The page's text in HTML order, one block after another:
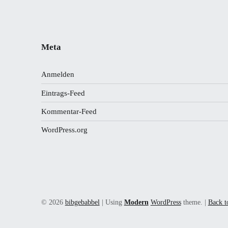
Meta
Anmelden
Eintrags-Feed
Kommentar-Feed
WordPress.org
© 2026 bibgebabbel Using Modern WordPresstheme. Back